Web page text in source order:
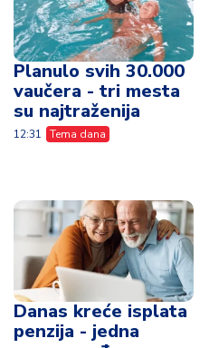
Danas kreće isplata
dobija novac
Tema dana
Vidi